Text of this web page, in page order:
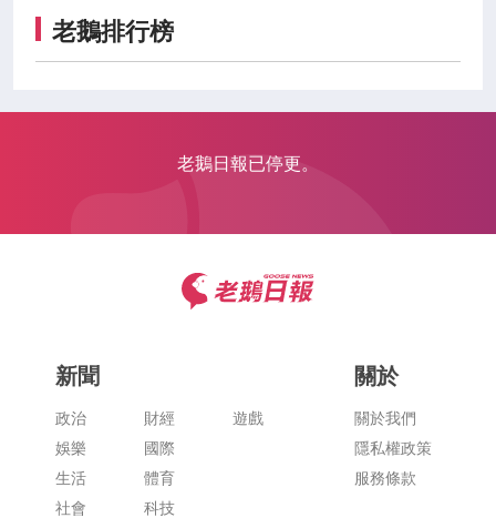
老鵝排行榜
老鵝日報已停更。
新聞
政治
娛樂
生活
社會
財經
國際
體育
科技
遊戲
關於
關於我們
隱私權政策
服務條款